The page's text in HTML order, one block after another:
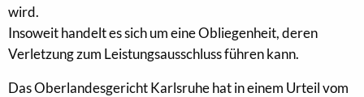
wird.
Insoweit handelt es sich um eine Obliegenheit, deren
Verletzung zum Leistungsausschluss führen kann.
Das Oberlandesgericht Karlsruhe hat in einem Urteil vom